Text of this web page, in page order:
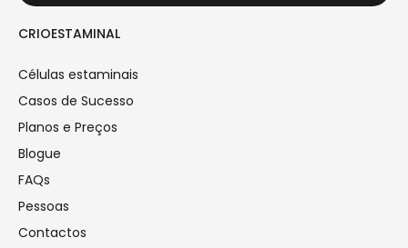
CRIOESTAMINAL
Células estaminais
Casos de Sucesso
Planos e Preços
Blogue
FAQs
Pessoas
Contactos